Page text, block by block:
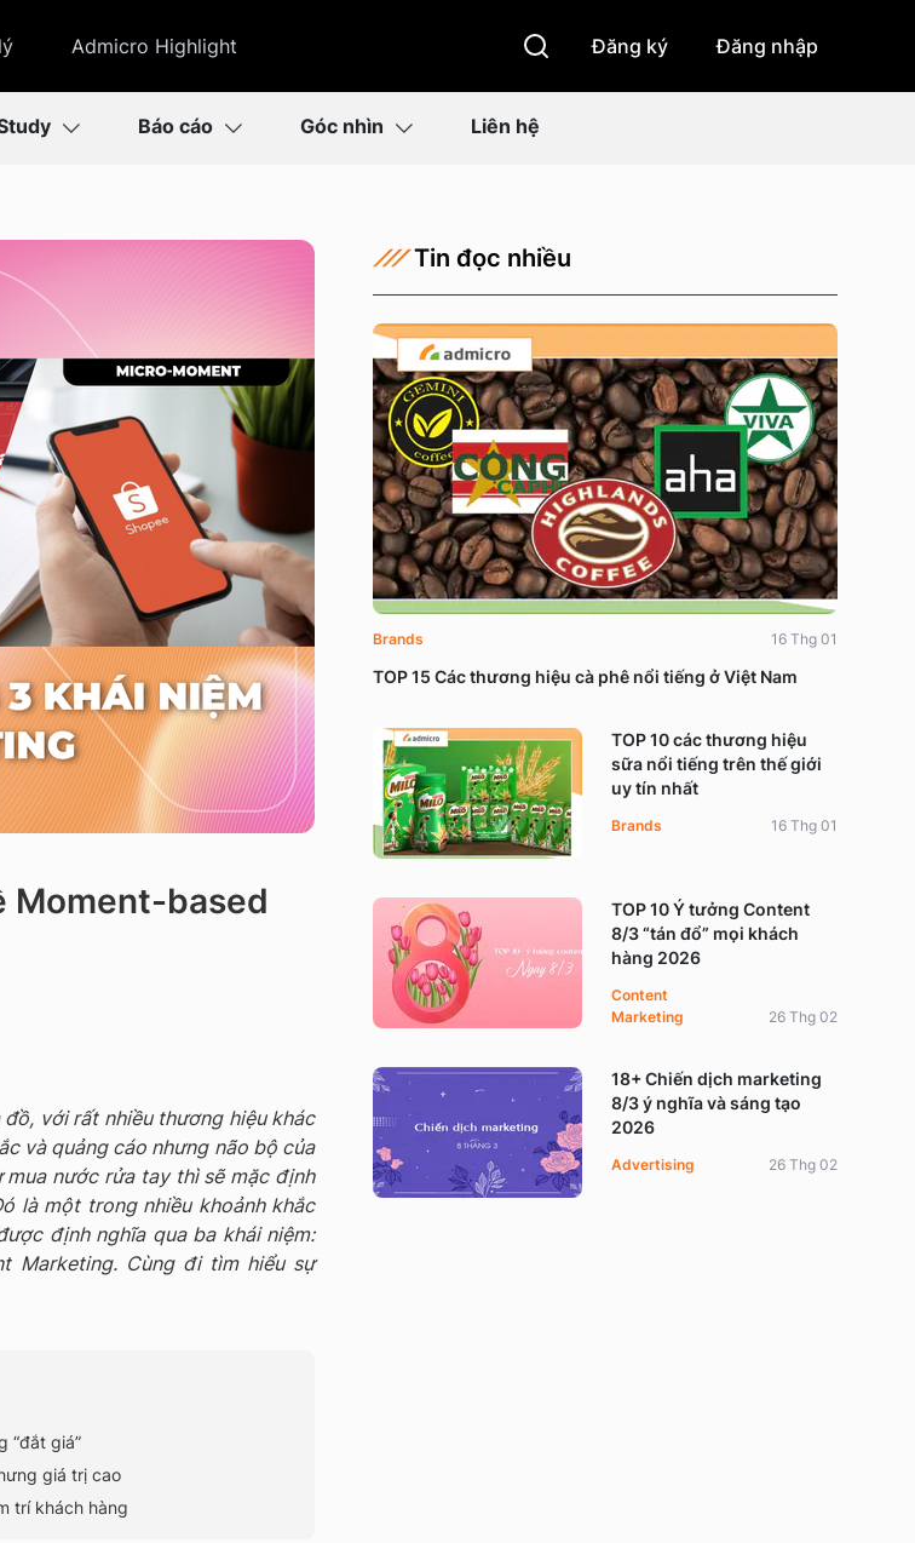
Admicro Highlight Đăng ký Đăng nhập
Báo cáo Góc nhìn Liên hệ
Moment-based
với rất nhiều thương hiệu khác
và quảng cáo nhưng não bộ của
nước rửa tay thì sẽ mặc định
là một trong nhiều khoảnh khắc
định nghĩa qua ba khái niệm:
Marketing. Cùng đi tìm hiểu sự
“đắt giá”
giá trị cao
trí khách hàng
Tin đọc nhiều
TOP 15 Các thương hiệu cà phê nổi tiếng ở Việt Nam
Brands 16 Thg 01
TOP 10 các thương hiệu
sữa nổi tiếng trên thế giới
uy tín nhất
Brands 16 Thg 01
TOP 10 Ý tưởng Content
8/3 “tán đổ” mọi khách
hàng 2026
Content
Marketing
26 Thg 02
18+ Chiến dịch marketing
8/3 ý nghĩa và sáng tạo
2026
Advertising 26 Thg 02